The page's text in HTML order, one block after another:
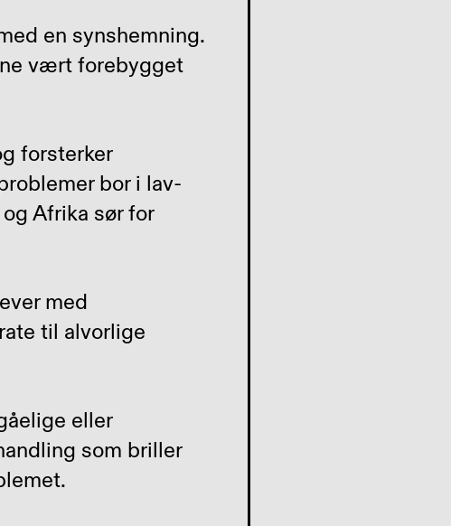
en synshemning.
vært forebygget
forsterker
bor i lav-
Afrika sør for
med
til alvorlige
eller
som briller